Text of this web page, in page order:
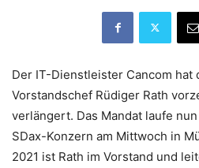
Der IT-Dienstleister Cancom hat
Vorstandschef Rüdiger Rath
verlängert. Das Mandat laufe
SDax-Konzern am Mittwoch in
2021 ist Rath im Vorstand und